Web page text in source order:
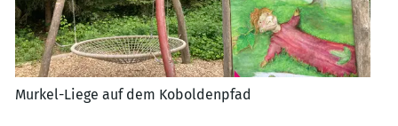
Murkel-Liege auf dem Koboldenpfad